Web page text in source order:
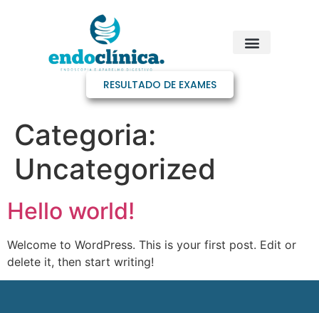
RESULTADO DE EXAMES
Categoria:
Uncategorized
Hello world!
Welcome to WordPress. This is your first post. Edit or
delete it, then start writing!